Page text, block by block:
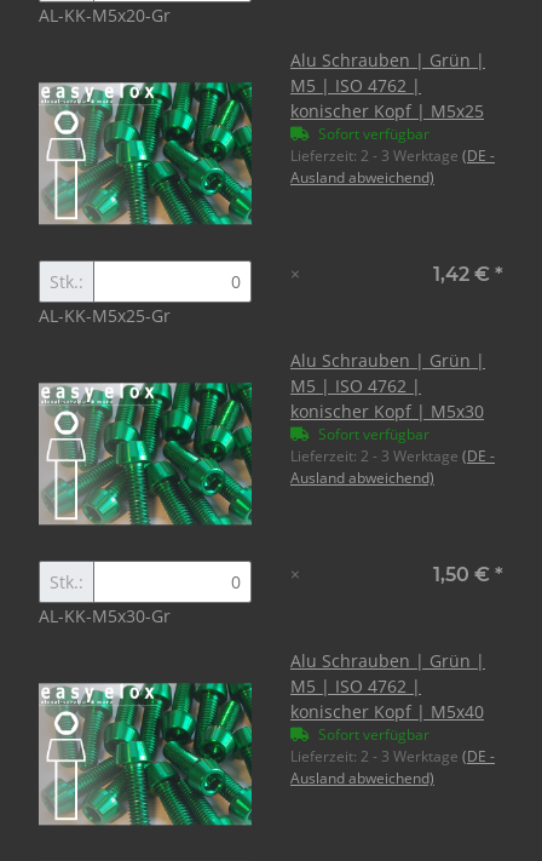
AL-KK-M5x20-Gr
Alu Schrauben | Grün |
M5 | ISO 4762 |
konischer Kopf | M5x25
Sofort verfügbar
Lieferzeit: 2 - 3 Werktage (DE -
Ausland abweichend)
Stk.:
AL-KK-M5x25-Gr
× 1,42 € *
Alu Schrauben | Grün |
M5 | ISO 4762 |
konischer Kopf | M5x30
Sofort verfügbar
Lieferzeit: 2 - 3 Werktage (DE -
Ausland abweichend)
Stk.:
AL-KK-M5x30-Gr
× 1,50 € *
Alu Schrauben | Grün |
M5 | ISO 4762 |
konischer Kopf | M5x40
Sofort verfügbar
Lieferzeit: 2 - 3 Werktage (DE -
Ausland abweichend)